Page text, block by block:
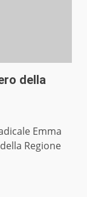
della
Emma
Regione